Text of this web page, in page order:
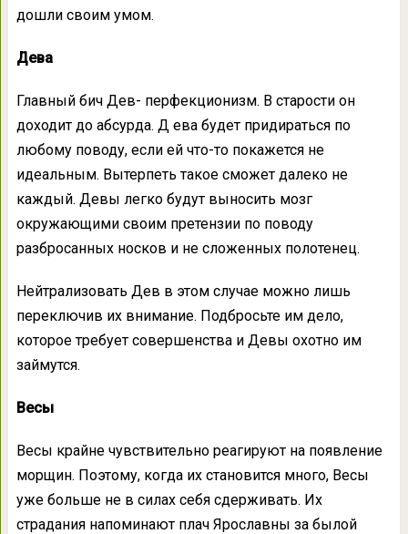
дошли своим умом.
Дева
Главный бич Дев- перфекционизм. В старости он
доходит до абсурда. Д ева будет придираться по
любому поводу, если ей что-то покажется не
идеальным. Вытерпеть такое сможет далеко не
каждый. Девы легко будут выносить мозг
окружающими своим претензии по поводу
разбросанных носков и не сложенных полотенец.
Нейтрализовать Дев в этом случае можно лишь
переключив их внимание. Подбросьте им дело,
которое требует совершенства и Девы охотно им
займутся.
Весы
Весы крайне чувствительно реагируют на появление
морщин. Поэтому, когда их становится много, Весы
уже больше не в силах себя сдерживать. Их
страдания напоминают плач Ярославны за былой